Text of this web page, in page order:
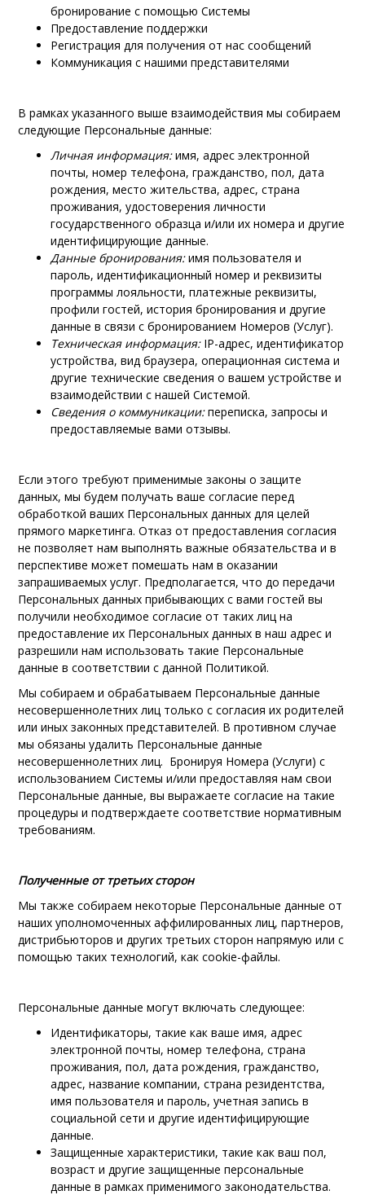
бронирование с помощью Системы
Предоставление поддержки
Регистрация для получения от нас сообщений
Коммуникация с нашими представителями
В рамках указанного выше взаимодействия мы собираем
следующие Персональные данные:
Личная информация: имя, адрес электронной
почты, номер телефона, гражданство, пол, дата
рождения, место жительства, адрес, страна
проживания, удостоверения личности
государственного образца и/или их номера и другие
идентифицирующие данные.
Данные бронирования: имя пользователя и
пароль, идентификационный номер и реквизиты
программы лояльности, платежные реквизиты,
профили гостей, история бронирования и другие
данные в связи с бронированием Номеров (Услуг).
Техническая информация: IP-адрес, идентификатор
устройства, вид браузера, операционная система и
другие технические сведения о вашем устройстве и
взаимодействии с нашей Системой.
Сведения о коммуникации: переписка, запросы и
предоставляемые вами отзывы.
Если этого требуют применимые законы о защите
данных, мы будем получать ваше согласие перед
обработкой ваших Персональных данных для целей
прямого маркетинга. Отказ от предоставления согласия
не позволяет нам выполнять важные обязательства и в
перспективе может помешать нам в оказании
запрашиваемых услуг. Предполагается, что до передачи
Персональных данных прибывающих с вами гостей вы
получили необходимое согласие от таких лиц на
предоставление их Персональных данных в наш адрес и
разрешили нам использовать такие Персональные
данные в соответствии с данной Политикой.
Мы собираем и обрабатываем Персональные данные
несовершеннолетних лиц только с согласия их родителей
или иных законных представителей. В противном случае
мы обязаны удалить Персональные данные
несовершеннолетних лиц. Бронируя Номера (Услуги) с
использованием Системы и/или предоставляя нам свои
Персональные данные, вы выражаете согласие на такие
процедуры и подтверждаете соответствие нормативным
требованиям.
Полученные от третьих сторон
Мы также собираем некоторые Персональные данные от
наших уполномоченных аффилированных лиц, партнеров,
дистрибьюторов и других третьих сторон напрямую или с
помощью таких технологий, как cookie-файлы.
Персональные данные могут включать следующее:
Идентификаторы, такие как ваше имя, адрес
электронной почты, номер телефона, страна
проживания, пол, дата рождения, гражданство,
адрес, название компании, страна резидентства,
имя пользователя и пароль, учетная запись в
социальной сети и другие идентифицирующие
данные.
Защищенные характеристики, такие как ваш пол,
возраст и другие защищенные персональные
данные в рамках применимого законодательства.